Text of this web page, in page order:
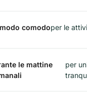
comodoper le
le mattine
per